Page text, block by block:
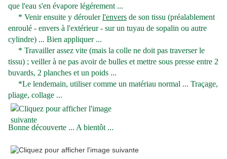
que l'eau s'en évapore légérement ...
* Venir ensuite y déroulerl'envers de son tissu (préalablement
enroulé - envers à l'extérieur - sur un tuyau de sopalin ou autre
cylindre) ... Bien appliquer ...
* Travailler assez vite (mais la colle ne doit pas traverser le
tissu) ; veiller à ne pas avoir de bulles et mettre sous presse entre 2
buvards, 2 planches et un poids ...
*Le lendemain, utiliser comme un matériau normal ... Traçage,
pliage, collage ...
Bonne découverte ... A bientôt ...